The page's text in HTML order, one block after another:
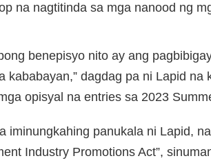
na nagtitinda sa mga nanood ng
benepisyo nito ay ang
kababayan,” dagdag pa ni Lapid na
opisyal na entries sa 2023
iminungkahing panukala ni Lapid,
Industry Promotions Act”,